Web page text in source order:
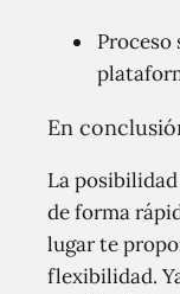
Proceso
En
La
de forma
lugar te
flexibilidad.